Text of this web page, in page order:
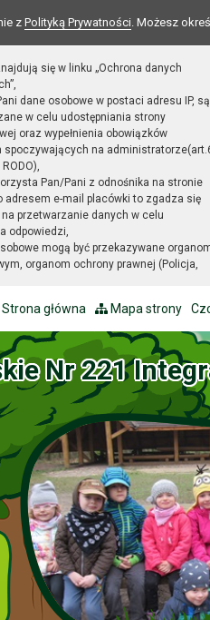
z Polityką Prywatności. Możesz
się w linku „Ochrona danych
dane osobowe w postaci adresu IP, są
w celu udostępniania strony
oraz wypełnienia obowiązków
spoczywających na
Pan/Pani z odnośnika na stronie
adresem e-mail placówki to zgadza się
na przetwarzanie danych w celu
odpowiedzi,
mogą być przekazywane
organom ochrony prawnej (Policja,
Strona główna Mapa strony
Nr 221